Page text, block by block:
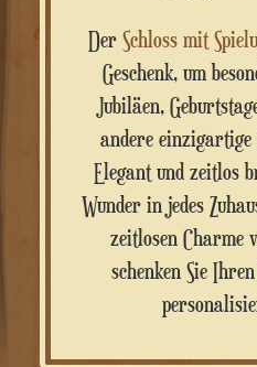
Der Schloss mit
Geschenk, um
Jubiläen,
andere
Elegant und zeitlos
Wunder in jedes
zeitlosen Charme
schenken Sie